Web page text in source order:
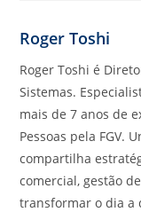
Roger Toshi
Roger Toshi é
Sistemas.
mais de 7 anos de
Pessoas pela FGV.
compartilha
comercial, gestão
transformar o dia a